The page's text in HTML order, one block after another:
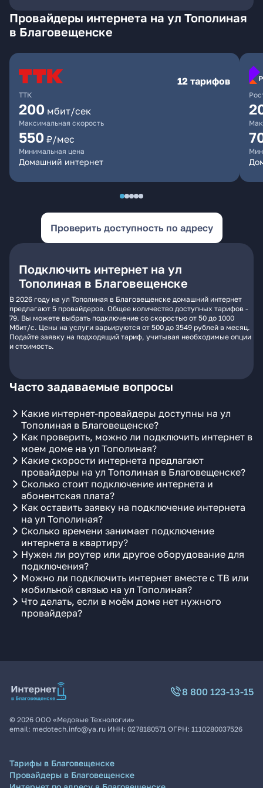
Провайдеры интернета на ул Тополиная
в Благовещенске
ТТК
12 тарифов
200 мбит/сек
Максимальная скорость
550 ₽/мес
Минимальная цена
Домашний интернет
Проверить доступность по адресу
Подключить интернет на ул
Тополиная в Благовещенске
В 2026 году на ул Тополиная в Благовещенске домашний интернет
предлагают 5 провайдеров. Общее количество доступных тарифов -
79. Вы можете выбрать подключение со скоростью от 50 до 1000
Мбит/с. Цены на услуги варьируются от 500 до 3549 рублей в месяц.
Подайте заявку на подходящий тариф, учитывая необходимые опции
и стоимость.
Часто задаваемые вопросы
Какие интернет-провайдеры доступны на ул
Тополиная в Благовещенске?
Как проверить, можно ли подключить интернет в
моем доме на ул Тополиная?
Какие скорости интернета предлагают
провайдеры на ул Тополиная в Благовещенске?
Сколько стоит подключение интернета и
абонентская плата?
Как оставить заявку на подключение интернета
на ул Тополиная?
Сколько времени занимает подключение
интернета в квартиру?
Нужен ли роутер или другое оборудование для
подключения?
Можно ли подключить интернет вместе с ТВ или
мобильной связью на ул Тополиная?
Что делать, если в моём доме нет нужного
провайдера?
8 800 123-13-15
© 2026 ООО «Медовые Технологии»
email: medotech.info@ya.ru ИНН: 0278180571 ОГРН: 1110280037526
Тарифы в Благовещенске
Провайдеры в Благовещенске